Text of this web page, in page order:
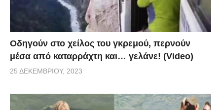
Οδηγούν στο χείλος του γκρεμού, περνούν
μέσα από καταρράχτη και… γελάνε! (Video)
25 ΔΕΚΕΜΒΡΊΟΥ, 2023